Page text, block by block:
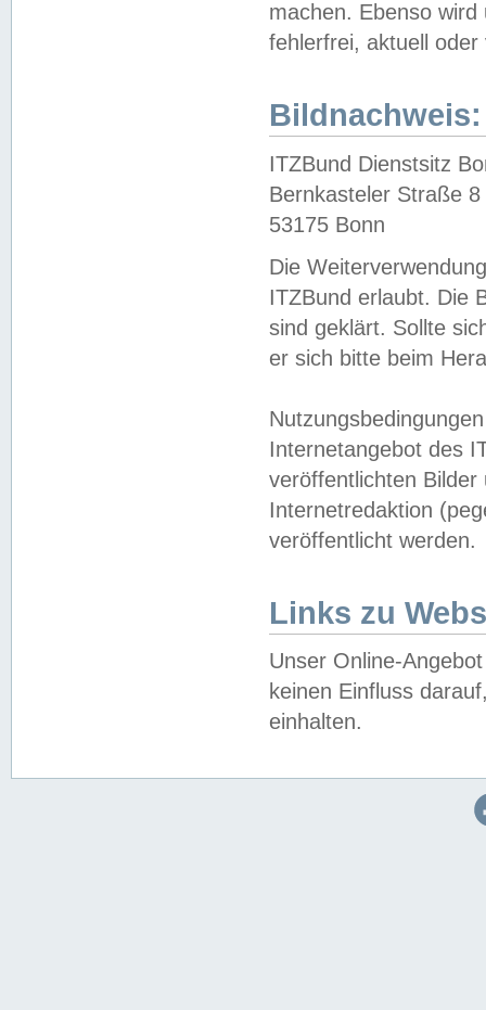
machen. Ebenso
fehlerfrei, aktuell oder
Bildnachweis:
ITZBund Dienstsitz
Bernkasteler Straße 8
53175 Bonn
Die
ITZBund erlaubt. Die
sind geklärt. Sollte
er sich bitte beim
Internetangebot des
veröffentlichten
Internetredaktion
veröffentlicht werden.
Links zu
Unser Online-
keinen Einfluss
einhalten.